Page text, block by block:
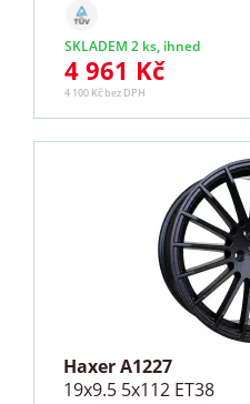
SKLADEM 2 ks, ihned
4 961 Kč
4 100 Kč bez DPH
Haxer A1227
19x9.5 5x112 ET38